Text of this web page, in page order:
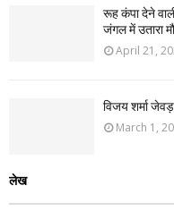
रूह कंपा देने
जंगल में उतारा
April 21,
विजय शर्मा
March 1,
लेख